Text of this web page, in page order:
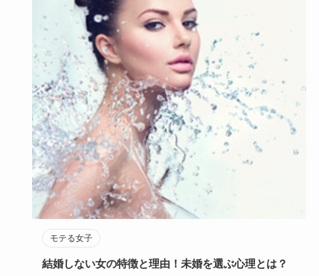
モテる女子
結婚しない女の特徴と理由！未婚を選ぶ心理とは？